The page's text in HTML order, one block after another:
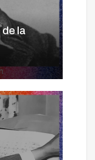
de la